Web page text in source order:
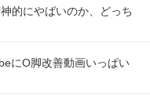
的にやばいのか、どっち
にO脚改善動画いっぱい